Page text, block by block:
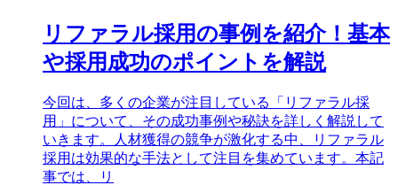
リファラル採用の事例を紹介！基本
や採用成功のポイントを解説
今回は、多くの企業が注目している「リファラル採
用」について、その成功事例や秘訣を詳しく解説して
いきます。人材獲得の競争が激化する中、リファラル
採用は効果的な手法として注目を集めています。本記
事では、リ